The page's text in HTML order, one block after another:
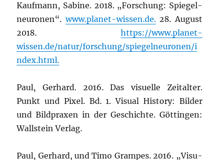
Kauf­mann, Sabi­ne. 2018. „For­schung: Spie­gel­
neu­ro­nen“.www.planet-wissen.de.28. August
2018. https://www.planet-
wissen.de/natur/forschung/spiegelneuronen/i
ndex.html.
Paul, Ger­hard. 2016. Das visu­el­le Zeit­al­ter.
Punkt und Pixel. Bd. 1. Visu­al Histo­ry: Bil­der
und Bild­pra­xen in der Geschich­te. Göt­tin­gen:
Wall­stein Verlag.
Paul, Ger­hard, und Timo Gram­pes. 2016. „Visu­